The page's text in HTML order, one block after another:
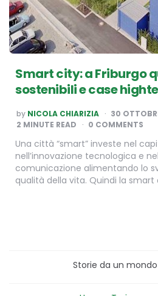
Smart city: a Friburgo
sostenibili e case
POSTED
BY
by NICOLA CHIARIZIA
30
2 MINUTE READ 0 COMMENTS
Una città “smart” investe nel
nell’innovazione tecnologica e
comunicazione alimentando lo
qualità della vita. Quindi la
Storie da un